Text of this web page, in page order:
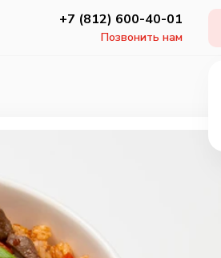
+7 (812) 600-40-01
Позвонить нам